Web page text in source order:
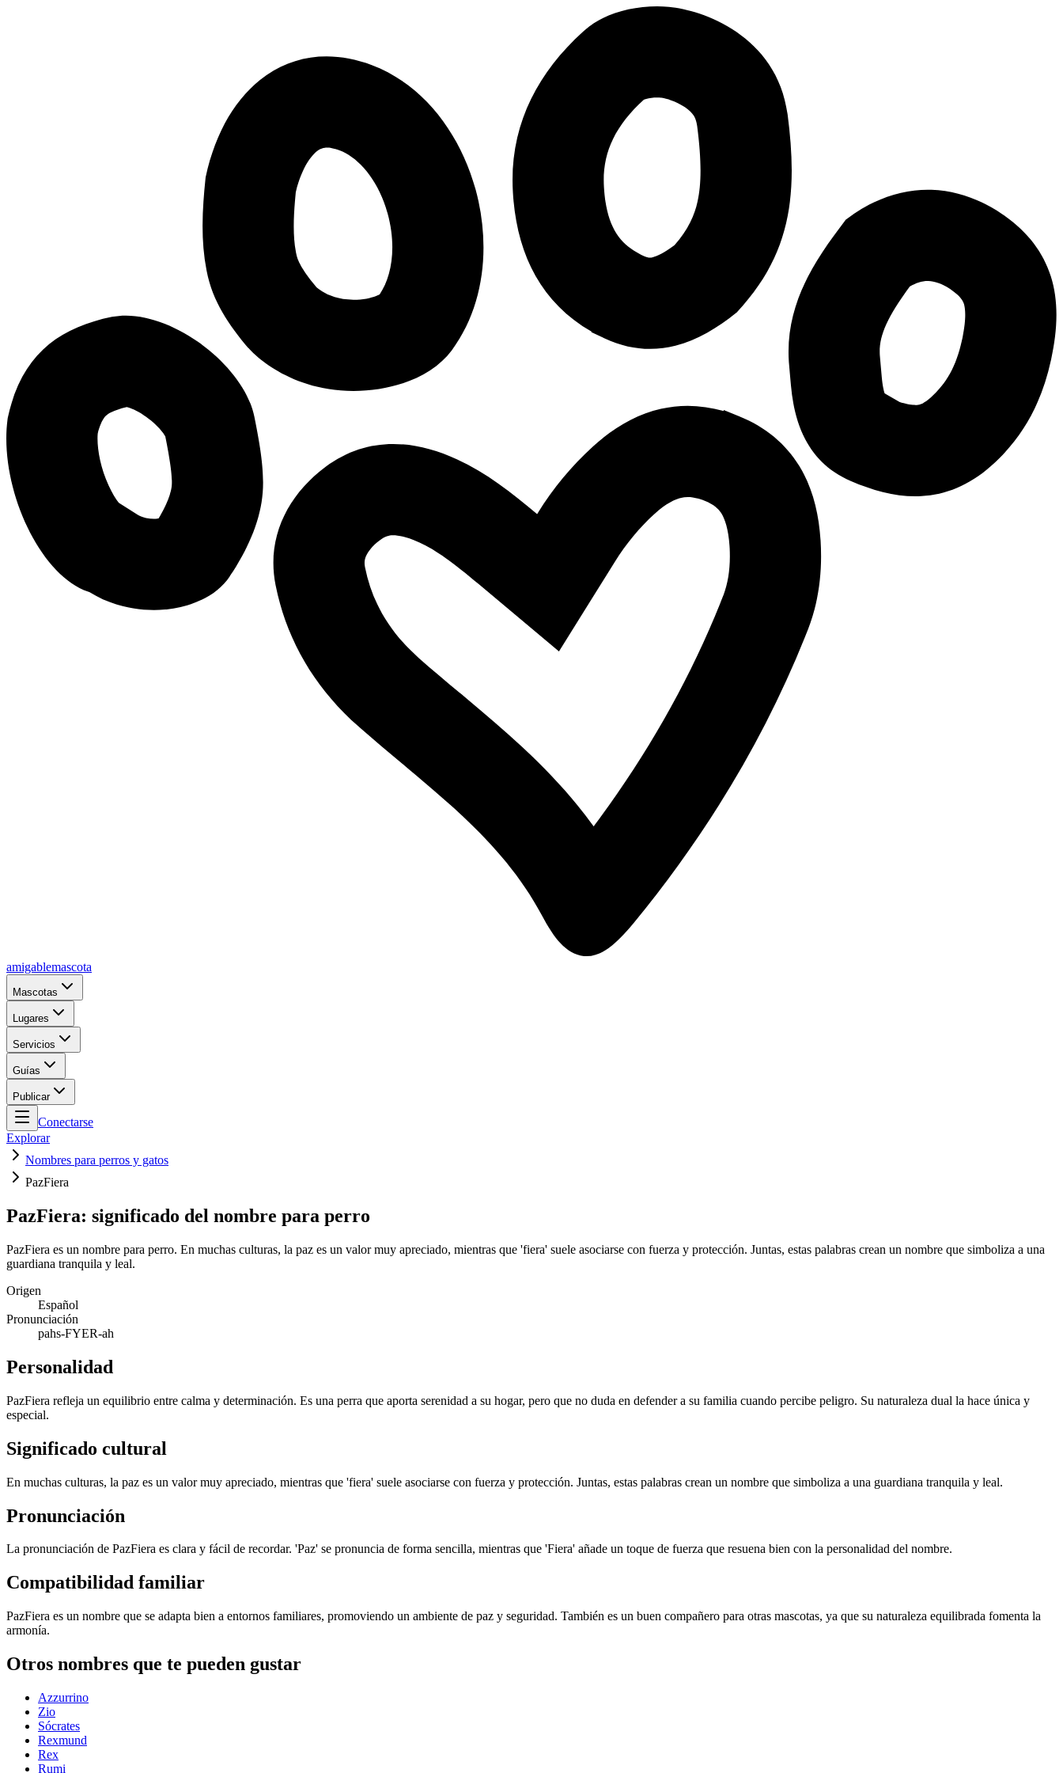
amigablemascota
Mascotas
Lugares
Servicios
Guías
Publicar
Conectarse
Explorar
Nombres para perros y gatos
PazFiera
PazFiera: significado del nombre para perro
PazFiera es un nombre para perro. En muchas culturas, la paz es un valor muy apreciado, mientras que 'fiera' suele asociarse con fuerza y protección. Juntas, estas palabras crean un nombre que simboliza a una
guardiana tranquila y leal.
Origen
Español
Pronunciación
pahs-FYER-ah
Personalidad
PazFiera refleja un equilibrio entre calma y determinación. Es una perra que aporta serenidad a su hogar, pero que no duda en defender a su familia cuando percibe peligro. Su naturaleza dual la hace única y
especial.
Significado cultural
En muchas culturas, la paz es un valor muy apreciado, mientras que 'fiera' suele asociarse con fuerza y protección. Juntas, estas palabras crean un nombre que simboliza a una guardiana tranquila y leal.
Pronunciación
La pronunciación de PazFiera es clara y fácil de recordar. 'Paz' se pronuncia de forma sencilla, mientras que 'Fiera' añade un toque de fuerza que resuena bien con la personalidad del nombre.
Compatibilidad familiar
PazFiera es un nombre que se adapta bien a entornos familiares, promoviendo un ambiente de paz y seguridad. También es un buen compañero para otras mascotas, ya que su naturaleza equilibrada fomenta la
armonía.
Otros nombres que te pueden gustar
Azzurrino
Zio
Sócrates
Rexmund
Rex
Rumi